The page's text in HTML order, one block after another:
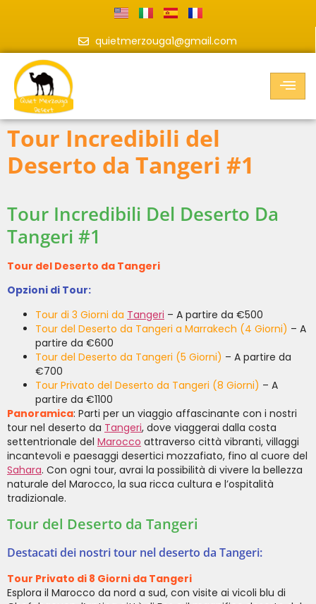
quietmerzouga1@gmail.com
Tour Incredibili del
Deserto da Tangeri #1
Tour Incredibili Del Deserto Da
Tangeri #1
Tour del Deserto da Tangeri
Opzioni di Tour:
Tour di 3 Giorni da Tangeri – A partire da €500
Tour del Deserto da Tangeri a Marrakech (4 Giorni) – A
partire da €600
Tour del Deserto da Tangeri (5 Giorni) – A partire da
€700
Tour Privato del Deserto da Tangeri (8 Giorni) – A
partire da €1100
Panoramica: Parti per un viaggio affascinante con i nostri
tour nel deserto da Tangeri, dove viaggerai dalla costa
settentrionale del Marocco attraverso città vibranti, villaggi
incantevoli e paesaggi desertici mozzafiato, fino al cuore del
Sahara. Con ogni tour, avrai la possibilità di vivere la bellezza
naturale del Marocco, la sua ricca cultura e l’ospitalità
tradizionale.
Tour del Deserto da Tangeri
Destacati dei nostri tour nel deserto da Tangeri:
Tour Privato di 8 Giorni da Tangeri
Esplora il Marocco da nord a sud, con visite ai vicoli blu di